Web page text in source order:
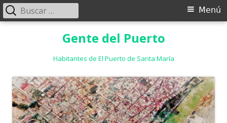
Gente del Puerto
Habitantes de El Puerto de Santa María
Menú
Menú
Buscar: